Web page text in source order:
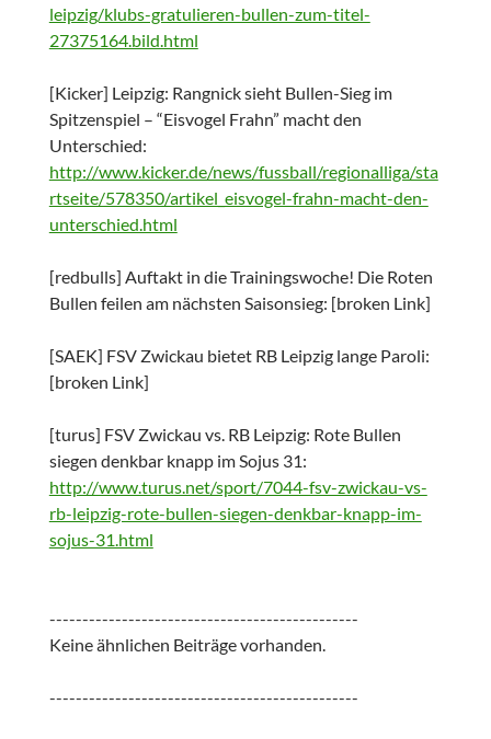
leipzig/klubs-gratulieren-bullen-zum-titel-
27375164.bild.html
[Kicker] Leipzig: Rangnick sieht Bullen-Sieg im
Spitzenspiel – “Eisvogel Frahn” macht den
Unterschied:
http://www.kicker.de/news/fussball/regionalliga/sta
rtseite/578350/artikel_eisvogel-frahn-macht-den-
unterschied.html
[redbulls] Auftakt in die Trainingswoche! Die Roten
Bullen feilen am nächsten Saisonsieg: [broken Link]
[SAEK] FSV Zwickau bietet RB Leipzig lange Paroli:
[broken Link]
[turus] FSV Zwickau vs. RB Leipzig: Rote Bullen
siegen denkbar knapp im Sojus 31:
http://www.turus.net/sport/7044-fsv-zwickau-vs-
rb-leipzig-rote-bullen-siegen-denkbar-knapp-im-
sojus-31.html
-----------------------------------------------
Keine ähnlichen Beiträge vorhanden.
-----------------------------------------------